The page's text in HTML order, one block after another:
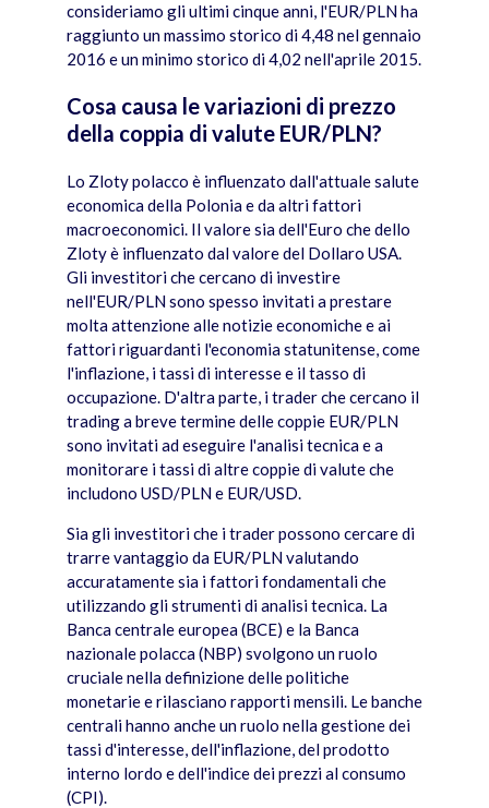
consideriamo gli ultimi cinque anni, l'EUR/PLN ha
raggiunto un massimo storico di 4,48 nel gennaio
2016 e un minimo storico di 4,02 nell'aprile 2015.
Cosa causa le variazioni di prezzo
della coppia di valute EUR/PLN?
Lo Zloty polacco è influenzato dall'attuale salute
economica della Polonia e da altri fattori
macroeconomici. Il valore sia dell'Euro che dello
Zloty è influenzato dal valore del Dollaro USA.
Gli investitori che cercano di investire
nell'EUR/PLN sono spesso invitati a prestare
molta attenzione alle notizie economiche e ai
fattori riguardanti l'economia statunitense, come
l'inflazione, i tassi di interesse e il tasso di
occupazione. D'altra parte, i trader che cercano il
trading a breve termine delle coppie EUR/PLN
sono invitati ad eseguire l'analisi tecnica e a
monitorare i tassi di altre coppie di valute che
includono USD/PLN e EUR/USD.
Sia gli investitori che i trader possono cercare di
trarre vantaggio da EUR/PLN valutando
accuratamente sia i fattori fondamentali che
utilizzando gli strumenti di analisi tecnica. La
Banca centrale europea (BCE) e la Banca
nazionale polacca (NBP) svolgono un ruolo
cruciale nella definizione delle politiche
monetarie e rilasciano rapporti mensili. Le banche
centrali hanno anche un ruolo nella gestione dei
tassi d'interesse, dell'inflazione, del prodotto
interno lordo e dell'indice dei prezzi al consumo
(CPI).